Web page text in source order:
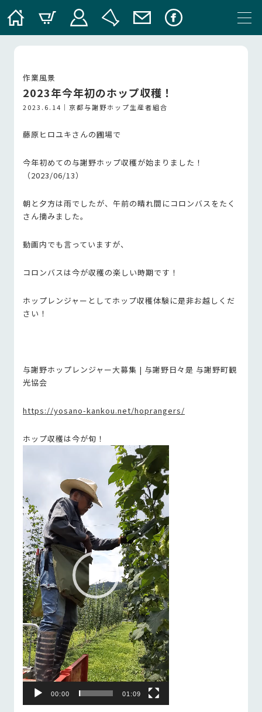
作業風景
2023年今年初のホップ収穫！
2023.6.14｜ 京都与謝野ホップ生産者組合
藤原ヒロユキさんの圃場で
今年初めての与謝野ホップ収穫が始まりました！
（2023/06/13）
朝と夕方は雨でしたが、午前の晴れ間にコロンバスをたく
さん摘みました。
動画内でも言っていますが、
コロンバスは今が収穫の楽しい時期です！
ホップレンジャーとしてホップ収穫体験に是非お越しくだ
さい！
与謝野ホップレンジャー大募集 | 与謝野日々是 与謝野町観
光協会
https://yosano-kankou.net/hoprangers/
ホップ収穫は今が旬！
ー
ヤ
ー
00:00 01:09